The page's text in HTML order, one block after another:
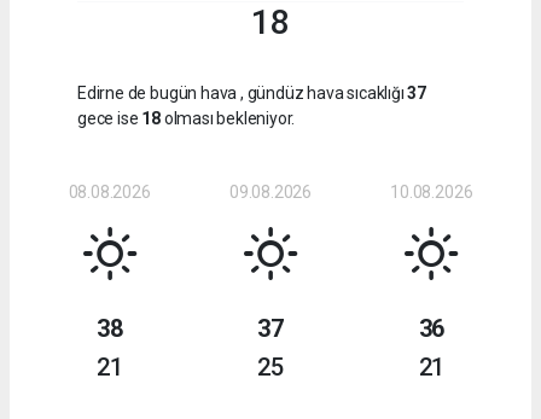
18
Edirne de bugün hava , gündüz hava sıcaklığı37
gece ise 18olması bekleniyor.
08.08.2026
38
21
09.08.2026
37
25
10.08.2026
36
21